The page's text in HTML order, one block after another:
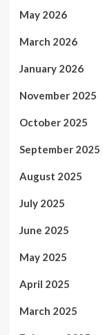
May 2026
March 2026
January 2026
November 2025
October 2025
September 2025
August 2025
July 2025
June 2025
May 2025
April 2025
March 2025